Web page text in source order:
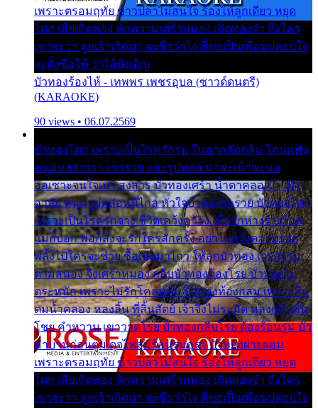
เพราะตรอมฤทัย ข้าวปลาไม่สนใจ ร้องไห้ลูกเดียว หยุด
โศก เสียเถิดทอง พักความเศร้าหมอง เถิดทองจ๋า ถึงใคร
เขาจะว่า ลูกเจ้าเกิดมา จะชื่อว่าไง พี่ขอเป็นเพื่อนปลอบใจ
จะตั้งชื่อให้ ว่าไอ้บังเอิญ
บัวทองร้องไห้ - เทพพร เพชรอุบล (ซาวด์ดนตรี)
(KARAOKE)
90 views • 06.07.2569
บัวทองโศก เพราะเป็นโรครักรุม ในอกกลัดกลุ้ม โดนแฟน
หนุ่มหลอกเอา เขารวย และรูปหล่อ มาพะเน้าพะนอ
ออเซาะจนใจเบา สงสาร บัวทองเศร้า น้ำตาคลอเบ้า เฝ้า
อาลัย หนุ่มรูปหล่อหนีไกล หัวใจบัวทองระรวย บัวทองโศก
เพราะเป็นโรครักจาง ชีวิตเคว้งคว้าง เมื่อรักห่างร้างไกล
แม่ก็บอก พ่อก็สั่งจะรักใครสักครั้ง อย่าไปหวังความรวย
พลั้งไปใครจะช่วย ซื้อเปลมาไกว ให้ลูกบัวทอง เวรกรรม
ตามสนอง จึงเศร้าหมอง กลีบบัวทองต้องโรย บัวทองไม่
ตระหนัก เพราะไม่รักโคลนตม บัวทองท้องกลม เพราะลืม
ตมน้ำคลอง หลงลิ้น ที่สิ้นสัตย์ เจ้าจึงไม่ระมัด หลงกลิ่นลิ้น
โชย คำหวาน เขาวาดโรย บัวทองกลีบโรย ต้องร้อนรุม บัว
มาบานก่อนตูม ดุจไฟสุมร้อนรุมอุรา บัวทองผ่ายผอม
เพราะตรอมฤทัย ข้าวปลาไม่สนใจ ร้องไห้ลูกเดียว หยุด
โศก เสียเถิดทอง พักความเศร้าหมอง เถิดทองจ๋า ถึงใคร
เขาจะว่า ลูกเจ้าเกิดมา จะชื่อว่าไง พี่ขอเป็นเพื่อนปลอบใจ